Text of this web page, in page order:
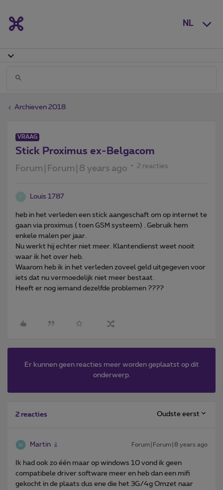
NL
Archieven 2018
VRAAG
Stick Proximus ex-Belgacom
Forum|Forum|8 years ago 2 reacties
Louis 1787
heb in het verleden een stick aangeschaft om op internet te
gaan via proximus ( toen GSM systeem) . Gebruik hem
enkele malen per jaar.
Nu werkt hij echter niet meer. Klantendienst weet nooit
waar ik het over heb.
Waarom heb ik in het verleden zoveel geld uitgegeven voor
iets dat nu vermoedelijk niet meer bestaat.
Heeft er nog iemand dezelfde problemen ????
Er kunnen geen reacties meer worden geplaatst op dit
onderwerp.
2 reacties Oudste eerst
Martin Forum|Forum|8 years ago
Ik had ook zo één maar op windows 10 vond ik geen
compatibele driver software meer en heb dan een mifi
gekocht in de plaats dus ene die het 3G/4g Omzet naar